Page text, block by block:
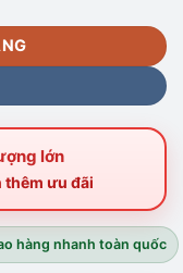
lớn
thêm ưu đãi
hàng nhanh toàn quốc